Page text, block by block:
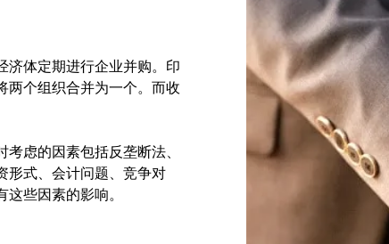
济体定期进行企业并购。印
两个组织合并为一个。而收
虑的因素包括反垄断法、
形式、会计问题、竞争对
些因素的影响。